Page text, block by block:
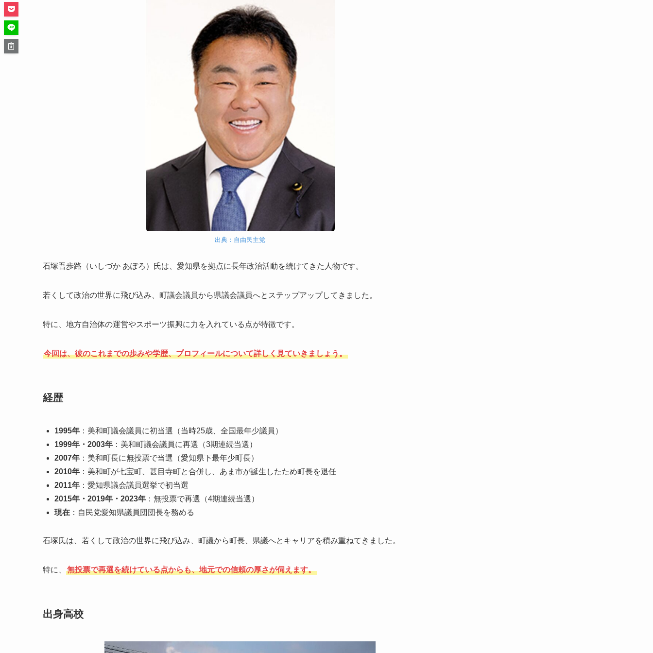
出典：自由民主党
石塚吾歩路（いしづか あぽろ）氏は、愛知県を拠点に長年政治活動を続けてきた人物です。
若くして政治の世界に飛び込み、町議会議員から県議会議員へとステップアップしてきました。
特に、地方自治体の運営やスポーツ振興に力を入れている点が特徴です。
今回は、彼のこれまでの歩みや学歴、プロフィールについて詳しく見ていきましょう。
経歴
1995年 ：美和町議会議員に初当選（当時25歳、全国最年少議員）
1999年・2003年 ：美和町議会議員に再選（3期連続当選）
2007年 ：美和町長に無投票で当選（愛知県下最年少町長）
2010年 ：美和町が七宝町、甚目寺町と合併し、あま市が誕生したため町長を退任
2011年 ：愛知県議会議員選挙で初当選
2015年・2019年・2023年 ：無投票で再選（4期連続当選）
現在 ：自民党愛知県議員団団長を務める
石塚氏は、若くして政治の世界に飛び込み、町議から町長、県議へとキャリアを積み重ねてきました。
特に、 無投票で再選を続けている点からも、地元での信頼の厚さが伺えます。
出身高校